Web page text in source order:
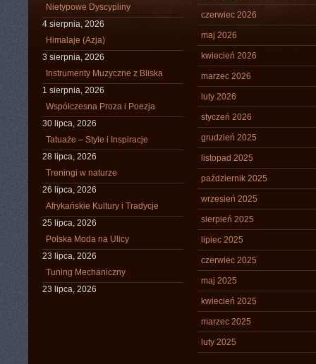
Nietypowe Dyscypliny
4 sierpnia, 2026
Himalaje (Azja)
3 sierpnia, 2026
Instrumenty Muzyczne z Bliska
1 sierpnia, 2026
Współczesna Proza i Poezja
30 lipca, 2026
Tatuaże – Style i Inspiracje
28 lipca, 2026
Treningi w naturze
26 lipca, 2026
Afrykańskie Kultury i Tradycje
25 lipca, 2026
Polska Moda na Ulicy
23 lipca, 2026
Tuning Mechaniczny
23 lipca, 2026
czerwiec 2026
maj 2026
kwiecień 2026
marzec 2026
luty 2026
styczeń 2026
grudzień 2025
listopad 2025
październik 2025
wrzesień 2025
sierpień 2025
lipiec 2025
czerwiec 2025
maj 2025
kwiecień 2025
marzec 2025
luty 2025